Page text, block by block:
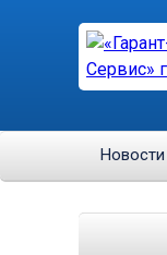
Новости